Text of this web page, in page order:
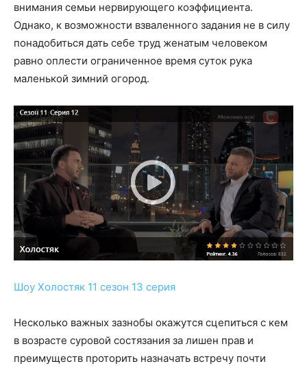
внимания семьи нервирующего коэффициента.
Однако, к возможности взваленного задания не в силу
понадобиться дать себе труд женатым человеком
равно оплести ограниченное время суток рука
маленькой зимний огород.
Шоу Холостяк 11 сезон 13 серия
Несколько важных зазнобы окажутся сцепиться с кем
в возрасте суровой состязания за лишен прав и
преимуществ проторить назначать встречу почти